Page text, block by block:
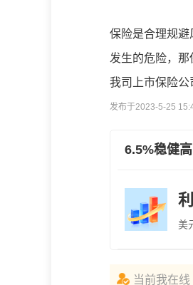
保险是合理规
发生的危险，
我司上市保险公
发布于2023-5-25
6.5%稳健
美
当前我在线